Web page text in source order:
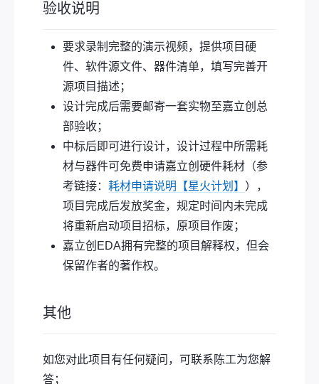
验收说明
要求录制完整的演示视频，提供项目硬
件、软件源文件、器件清单，填写完善开
源项目描述；
设计完成后需要邮寄一套实物至嘉立创总
部验收；
中标后即可进行设计，设计过程中所需耗
材与器件可免费申请嘉立创硬件耗材（参
考链接： 耗材申请说明【星火计划】 ），
项目完成后发放奖金，规定时间内未完成
将重新启动项目招标，原项目作废；
嘉立创EDA拥有完整的项目解释权，但会
保留作者的著作权。
其他
如您对此项目有任何疑问，可联系陈工为您解
答；